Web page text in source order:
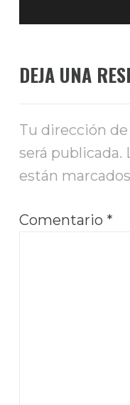
DEJA UNA
Tu dirección
será publicada.
están
Comentario *